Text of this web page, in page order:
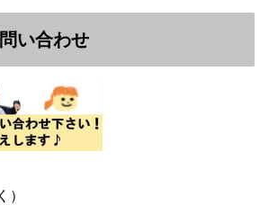
い合わせ
）